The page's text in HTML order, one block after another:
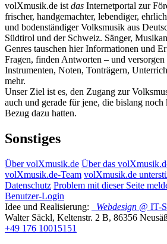
volXmusik.de ist das Internetportal zur
frischer, handgemachter, lebendiger,
und bodenständiger Volksmusik aus
Südtirol und der Schweiz. Sänger,
Genres tauschen hier Informationen und
Fragen, finden Antworten – und
Instrumenten, Noten, Tonträgern,
mehr.
Unser Ziel ist es, den Zugang zur
auch und gerade für jene, die bislang noch
Bezug dazu hatten.
Sonstiges
Über volXmusik.de Über das
volXmusik.de-Team volXmusik.de
Datenschutz Problem mit dieser Seite
Benutzer-Login
Idee und Realisierung:
Webdesign @ IT-
Walter Säckl, Keltenstr. 2 B, 86356
+49 176 10015151